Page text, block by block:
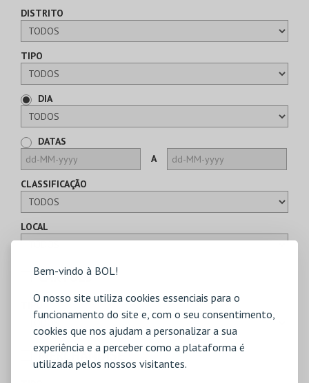
Bem-vindo à BOL!
O nosso site utiliza cookies essenciais para o
funcionamento do site e, com o seu consentimento,
cookies que nos ajudam a personalizar a sua
experiência e a perceber como a plataforma é
utilizada pelos nossos visitantes.
DISTRITO
TIPO
DIA
DATAS
A
CLASSIFICAÇÃO
LOCAL
CARTÕES
TIPO
MERCHANDISE